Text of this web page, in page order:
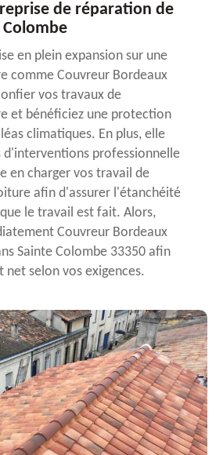
de réparation de
en plein expansion sur une
comme Couvreur Bordeaux
vos travaux de
et bénéficiez une protection
climatiques. En plus, elle
d'interventions professionnelle
en charger vos travail de
afin d'assurer l'étanchéité
le travail est fait. Alors,
Couvreur Bordeaux
Sainte Colombe 33350 afin
selon vos exigences.